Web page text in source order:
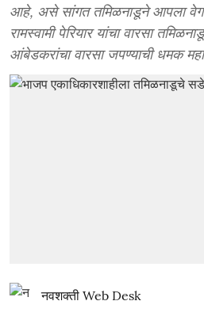
आहे, असे सांगत तमिळनाडूने आपला
रामस्वामी पेरियार यांचा वारसा
आंबेडकरांचा वारसा जपण्याची धमक
नवशक्ती Web Desk